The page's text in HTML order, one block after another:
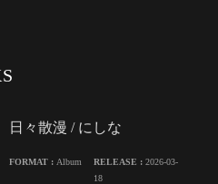
日々散漫 / にしな
FORMAT : Album RELEASE :2026-03-
18